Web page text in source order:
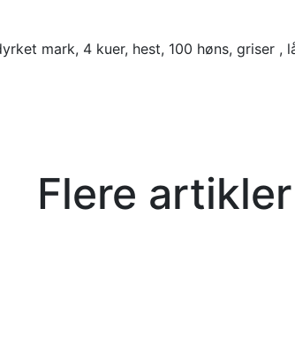
mark, 4 kuer, hest, 100 høns, griser
Flere